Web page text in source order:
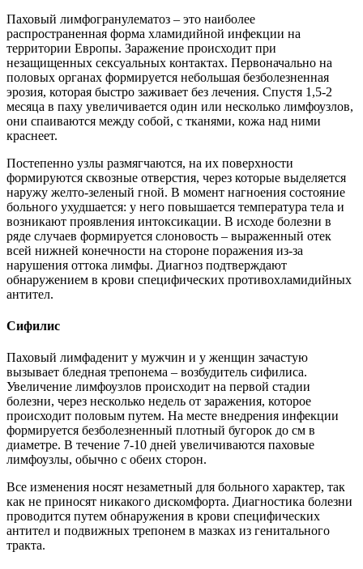
Паховый лимфогранулематоз – это наиболее
распространенная форма хламидийной инфекции на
территории Европы. Заражение происходит при
незащищенных сексуальных контактах. Первоначально на
половых органах формируется небольшая безболезненная
эрозия, которая быстро заживает без лечения. Спустя 1,5-2
месяца в паху увеличивается один или несколько лимфоузлов,
они спаиваются между собой, с тканями, кожа над ними
краснеет.
Постепенно узлы размягчаются, на их поверхности
формируются сквозные отверстия, через которые выделяется
наружу желто-зеленый гной. В момент нагноения состояние
больного ухудшается: у него повышается температура тела и
возникают проявления интоксикации. В исходе болезни в
ряде случаев формируется слоновость – выраженный отек
всей нижней конечности на стороне поражения из-за
нарушения оттока лимфы. Диагноз подтверждают
обнаружением в крови специфических противохламидийных
антител.
Сифилис
Паховый лимфаденит у мужчин и у женщин зачастую
вызывает бледная трепонема – возбудитель сифилиса.
Увеличение лимфоузлов происходит на первой стадии
болезни, через несколько недель от заражения, которое
происходит половым путем. На месте внедрения инфекции
формируется безболезненный плотный бугорок до см в
диаметре. В течение 7-10 дней увеличиваются паховые
лимфоузлы, обычно с обеих сторон.
Все изменения носят незаметный для больного характер, так
как не приносят никакого дискомфорта. Диагностика болезни
проводится путем обнаружения в крови специфических
антител и подвижных трепонем в мазках из генитального
тракта.